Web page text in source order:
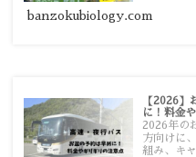
banzokubiology.com
【2026】
に！料金
2026年の
方向けに
組み、キ